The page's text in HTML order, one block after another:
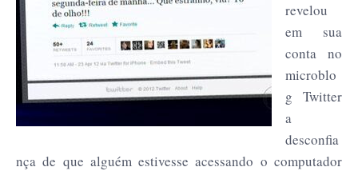
revelou
em sua
conta no
microblo
g Twitter
a
desconfia
nça de que alguém estivesse acessando o computador